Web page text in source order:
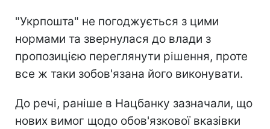
"Укрпошта" не погоджується з цими
нормами та звернулася до влади з
пропозицією переглянути рішення, проте
все ж таки зобов'язана його виконувати.
До речі, раніше в Нацбанку зазначали, що
нових вимог щодо обов'язкової вказівки